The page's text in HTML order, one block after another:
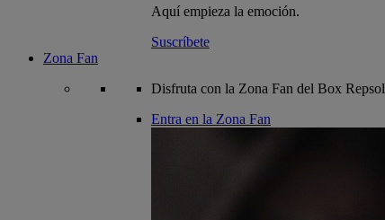
Aquí empieza la emoción.
Suscríbete
Zona Fan
Disfruta con la Zona Fan del Box Repsol
Entra en la Zona Fan